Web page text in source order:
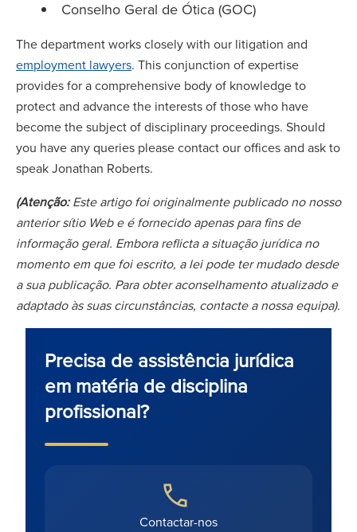
Conselho Geral de Ótica (GOC)
The department works closely with our litigation and
employment lawyers. This conjunction of expertise
provides for a comprehensive body of knowledge to
protect and advance the interests of those who have
become the subject of disciplinary proceedings. Should
you have any queries please contact our offices and ask to
speak Jonathan Roberts.
(Atenção:Este artigo foi originalmente publicado no nosso
anterior sítio Web e é fornecido apenas para fins de
informação geral. Embora reflicta a situação jurídica no
momento em que foi escrito, a lei pode ter mudado desde
a sua publicação. Para obter aconselhamento atualizado e
adaptado às suas circunstâncias, contacte a nossa equipa).
Precisa de assistência jurídica
em matéria de disciplina
profissional?
Contactar-nos